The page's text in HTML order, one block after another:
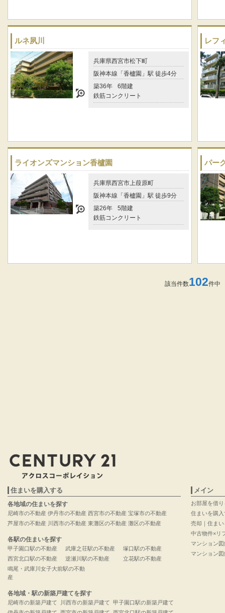
ルネ夙川
兵庫県西宮市松下町
阪神本線「香櫨園」駅 徒歩4分
築36年
6階建
鉄筋コンクリート
レフ
ライオンズマンション香櫨園
兵庫県西宮市上葭原町
阪神本線「香櫨園」駅 徒歩9分
築26年
5階建
鉄筋コンクリート
パー
該当件数102件中
住まいを購入する
各地域の住まいを探す
尼崎市の不動産
芦屋市の不動産
伊丹市の不動産
川西市の不動産
西宮市の不動産
東灘区の不動産
宝塚市の不動産
灘区の不動産
各駅の住まいを探す
甲子園口駅の不動産
西宮北口駅の不動産
武庫之荘駅の不動産
逆瀬川駅の不動産
塚口駅の不動産
立花駅の不動産
鳴尾・武庫川女子大前駅の不動
産
各地域・駅の新築戸建てを探す
尼崎市の新築戸建て
川西市の新築戸建て 甲子園口駅の新築戸建て
メイン
お部屋を借り
住まいを購入
売却｜住ま
中古物件×リ
マンション
マンション